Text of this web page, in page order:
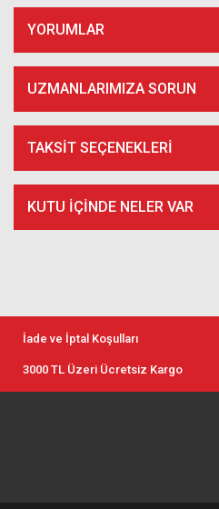
YORUMLAR
UZMANLARIMIZA SORUN
TAKSIT SEÇENEKLERI
KUTU İÇİNDE NELER VAR
İade ve İptal Koşulları
3000 TL Üzeri Ücretsiz Kargo